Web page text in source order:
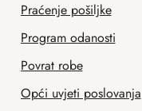
Praćenje pošiljke
Program odanosti
Povrat robe
Opći uvjeti poslovanja